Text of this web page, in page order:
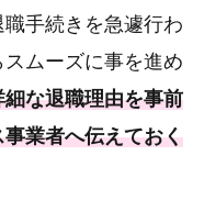
手続きを急遽行わ
ムーズに事を進め
細な退職理由を事前
業者へ伝えておく